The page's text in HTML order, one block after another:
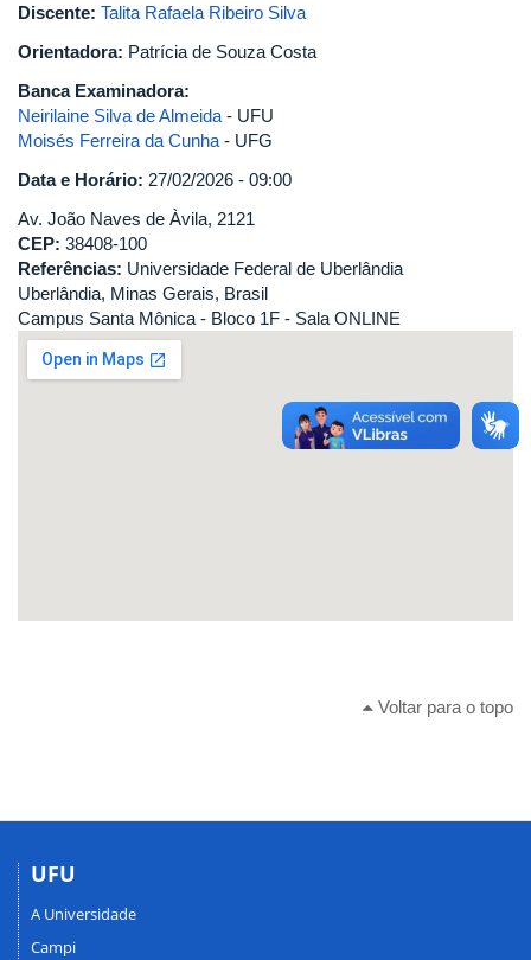
Discente: Talita Rafaela Ribeiro Silva
Orientadora: Patrícia de Souza Costa
Banca Examinadora:
Neirilaine Silva de Almeida - UFU
Moisés Ferreira da Cunha - UFG
Data e Horário: 27/02/2026 - 09:00
Av. João Naves de Àvila, 2121
CEP: 38408-100
Referências: Universidade Federal de Uberlândia
Uberlândia, Minas Gerais, Brasil
Campus Santa Mônica - Bloco 1F - Sala ONLINE
Voltar para o topo
UFU
A Universidade
Campi